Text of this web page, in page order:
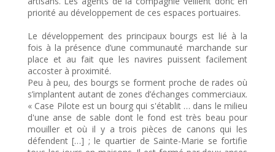
priorité au développement de ces espaces portuaires.
Le développement des principaux bourgs est lié à la
fois à la présence d’une communauté marchande sur
place et au fait que les navires puissent facilement
accoster à proximité.
Peu à peu, des bourgs se forment proche de rades où
s’implantent autant de zones d’échanges commerciaux.
« Case Pilote est un bourg qui s'établit … dans le milieu
d'une anse de sable dont le fond est très beau pour
mouiller et où il y a trois pièces de canons qui les
défendent […] ; le quartier de Sainte-Marie se fortifie